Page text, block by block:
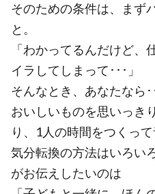
そのための条件は、まず
と。
「わかってるんだけど、
イラしてしまって･･･」
そんなとき、あなたなら･
おいしいものを思いっき
り、1人の時間をつくって
気分転換の方法はいろい
がお伝えしたいのは